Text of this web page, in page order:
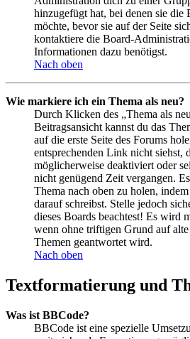
hinzugefügt hat, bei denen sie die
möchte, bevor sie auf der Seite
kontaktiere die Board-
Informationen dazu benötigst.
Nach oben
Wie markiere ich ein Thema als neu?
Durch Klicken des „Thema als
Beitragsansicht kannst du das
auf die erste Seite des Forums
entsprechenden Link nicht siehst,
möglicherweise deaktiviert oder
nicht genügend Zeit vergangen.
Thema nach oben zu holen,
darauf schreibst. Stelle jedoch
dieses Boards beachtest! Es wird
wenn ohne triftigen Grund auf alte
Themen geantwortet wird.
Nach oben
Textformatierung und
Was ist BBCode?
BBCode ist eine spezielle